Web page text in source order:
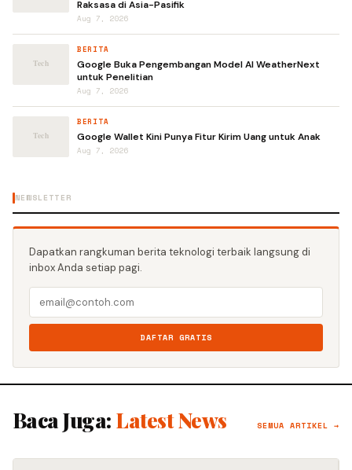
Raksasa di Asia-Pasifik
Aug 7, 2026
BERITA
Google Buka Pengembangan Model AI WeatherNext
untuk Penelitian
Aug 7, 2026
BERITA
Google Wallet Kini Punya Fitur Kirim Uang untuk Anak
Aug 7, 2026
NEWSLETTER
Dapatkan rangkuman berita teknologi terbaik langsung di
inbox Anda setiap pagi.
DAFTAR GRATIS
Baca Juga: Latest News SEMUA ARTIKEL →